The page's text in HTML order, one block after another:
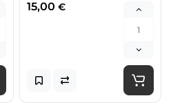
15,00 €